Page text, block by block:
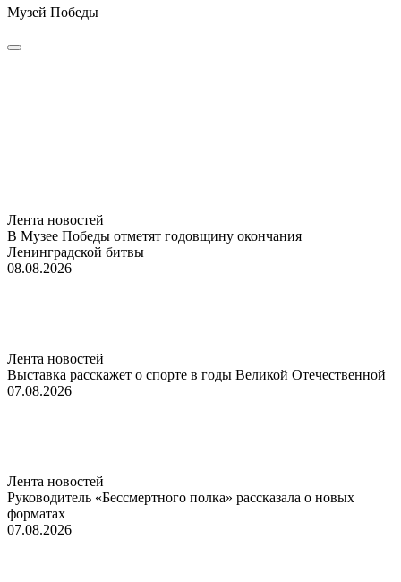
Музей Победы
Лента новостей
В Музее Победы отметят годовщину окончания
Ленинградской битвы
08.08.2026
Лента новостей
Выставка расскажет о спорте в годы Великой Отечественной
07.08.2026
Лента новостей
Руководитель «Бессмертного полка» рассказала о новых
форматах
07.08.2026